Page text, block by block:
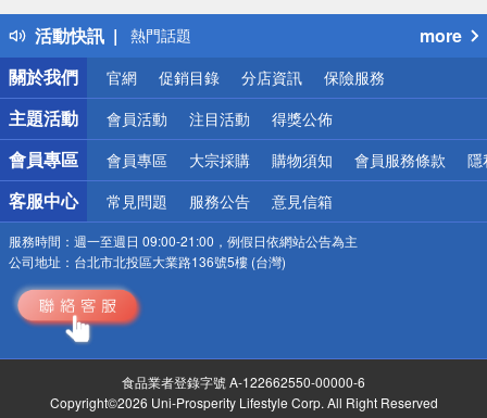
活動快訊
得獎公告
熱門話題
銀行優惠
偏遠地區配送
詐騙網頁！請小心！
more
關於我們
官網 促銷目錄 分店資訊 保險服務
主題活動 會員活動 注目活動 得獎公佈
會員專區 會員專區 大宗採購 購物須知 會員服務條款 隱
客服中心 常見問題 服務公告 意見信箱
服務時間： 週一至週日 09:00-21:00，例假日依網站公告為主
公司地址： 台北市北投區大業路136號5樓 (台灣)
食品業者登錄字號 A-122662550-00000-6
Copyright©2026 Uni-Prosperity Lifestyle Corp. All Right Reserved